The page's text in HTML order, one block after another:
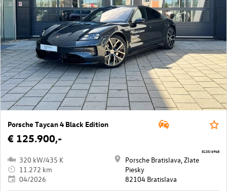
Porsche Taycan 4 Black Edition
€ 125.900,-
320 kW/435 K
11.272 km
04/2026
Porsche Bratislava, Zlate
Piesky
82104 Bratislava
8135/6968